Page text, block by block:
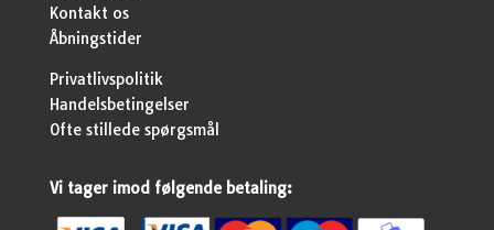
Kontakt os
Åbningstider
Privatlivspolitik
Handelsbetingelser
Ofte stillede spørgsmål
Vi tager imod følgende betaling: